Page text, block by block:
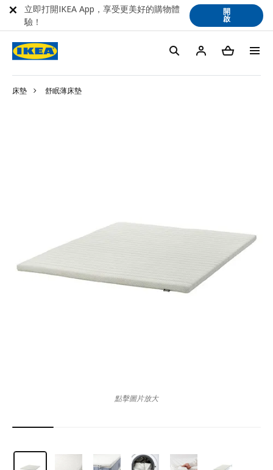
床墊 舒眠薄床墊
點擊圖片放大
立即打開IKEA App，享受更美好的購物體
驗！
開
啟